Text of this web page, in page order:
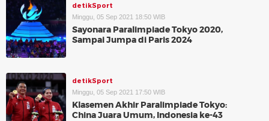
detikSport
Minggu, 05 Sep 2021 18:50 WIB
Sayonara Paralimpiade Tokyo 2020,
Sampai Jumpa di Paris 2024
detikSport
Minggu, 05 Sep 2021 17:50 WIB
Klasemen Akhir Paralimpiade Tokyo:
China Juara Umum, Indonesia ke-43